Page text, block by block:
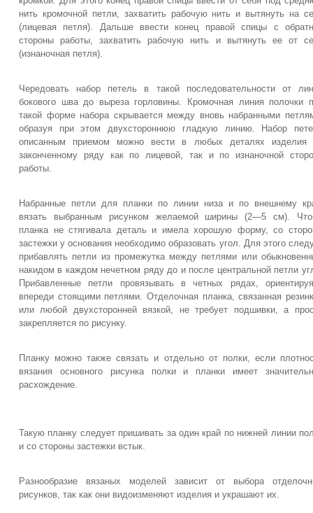
нить кромочной петли, захватить рабочую нить и вытянуть на
(лицевая петля). Дальше ввести конец правой спицы с
стороны работы, захватить рабочую нить и вытянуть ее от
(изнаночная петля).
Чередовать набор петель в такой последовательности от
бокового шва до выреза горловины. Кромочная линия полочки
такой форме набора скрывается между вновь набранными
образуя при этом двухстороннюю гладкую линию. Набор
описанным приемом можно вести в любых деталях изделия
законченному ряду как по лицевой, так и по изнаночной
работы.
Набранные петли для планки по линии низа и по внешнему
вязать выбранным рисунком желаемой ширины (2—5 см).
планка не стягивала деталь и имела хорошую форму, со
застежки у основания необходимо образовать угол. Для этого
прибавлять петли из промежутка между петлями или
накидом в каждом нечетном ряду до и после центральной петли
Прибавленные петли провязывать в четных рядах,
впереди стоящими петлями. Отделочная планка, связанная
или любой двухсторонней вязкой, не требует подшивки, а
закрепляется по рисунку.
Планку можно также связать и отдельно от полки, если
вязания основного рисунка полки и планки имеет
расхождение.
Такую планку следует пришивать за один край по нижней линии
и со стороны застежки встык.
Разнообразие вязаных моделей зависит от выбора
рисунков, так как они видоизменяют изделия и украшают их.